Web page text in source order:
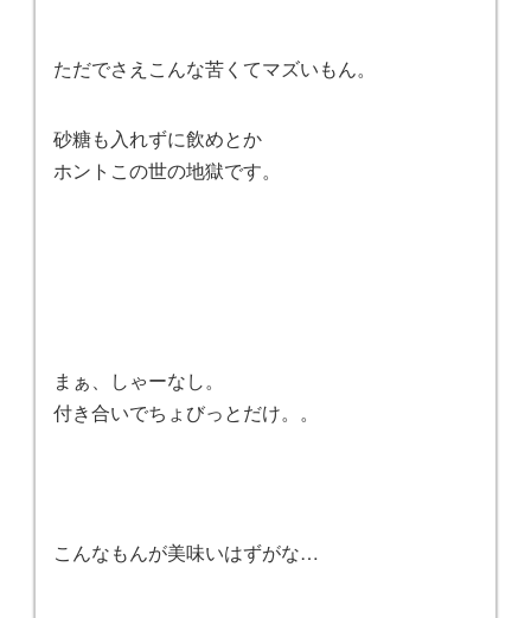
ただでさえこんな苦くてマズいもん。
砂糖も入れずに飲めとか
ホントこの世の地獄です。
まぁ、しゃーなし。
付き合いでちょびっとだけ。。
こんなもんが美味いはずがな…